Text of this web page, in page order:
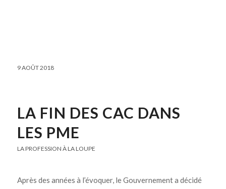
9 AOÛT 2018
LA FIN DES CAC DANS
LES PME
LA PROFESSION À LA LOUPE
Après des années à l’évoquer, le Gouvernement a décidé